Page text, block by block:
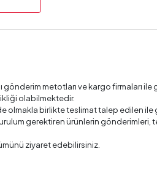
gönderim metotları ve kargo firmaları
olabilmektedir.
olmakla birlikte teslimat talep edilen
gerektiren ürünlerin
ziyaret edebilirsiniz.